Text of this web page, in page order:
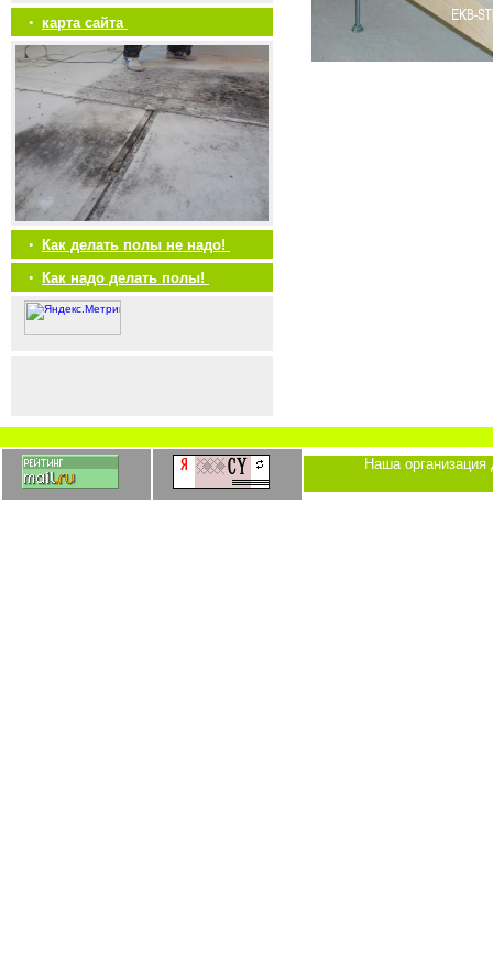
• карта сайта
•
Как делать полы не надо!
•
Как надо делать полы!
Наша